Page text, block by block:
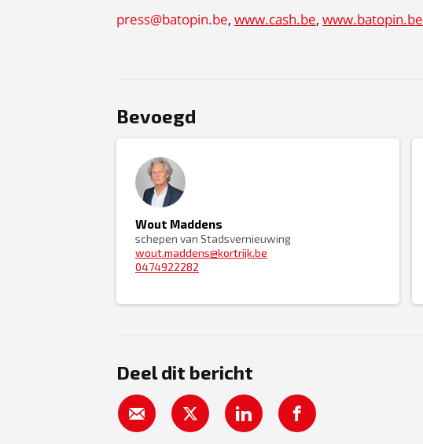
press@batopin.be, www.cash.be, www.batopin.be
Bevoegd
Wout Maddens
schepen van Stadsvernieuwing
wout.maddens@kortrijk.be
0474922282
Deel dit bericht